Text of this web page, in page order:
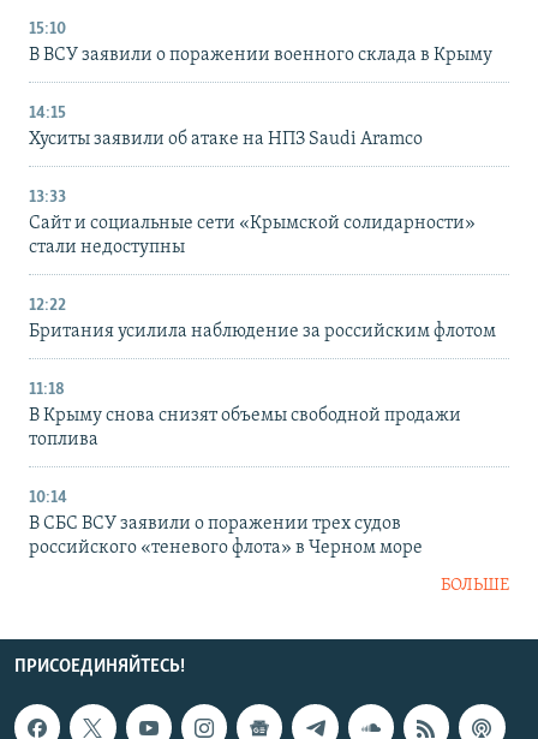
15:10
В ВСУ заявили о поражении военного склада в Крыму
14:15
Хуситы заявили об атаке на НПЗ Saudi Aramco
13:33
Сайт и социальные сети «Крымской солидарности»
стали недоступны
12:22
Британия усилила наблюдение за российским флотом
11:18
В Крыму снова снизят объемы свободной продажи
топлива
10:14
В СБС ВСУ заявили о поражении трех судов
российского «теневого флота» в Черном море
БОЛЬШЕ
ПРИСОЕДИНЯЙТЕСЬ!